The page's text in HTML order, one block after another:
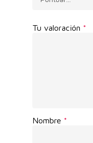
Tu valoración *
Nombre *